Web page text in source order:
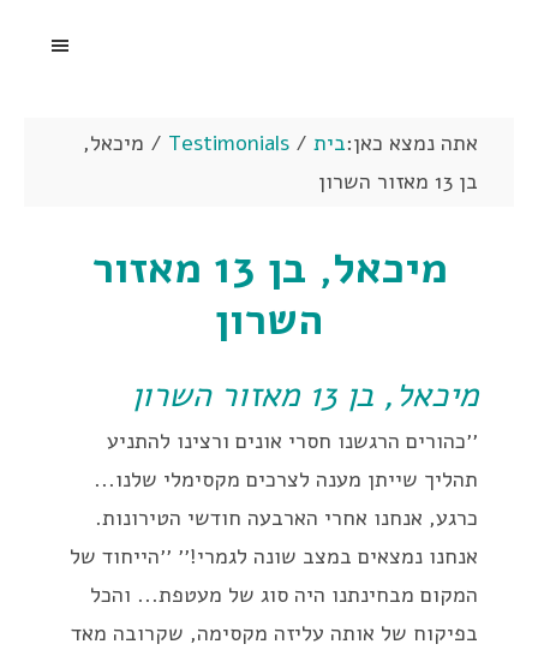
אתה נמצא כאן:בית /
Testimonials
/ מיכאל,
בן 13 מאזור השרון
מיכאל, בן 13 מאזור
השרון
מיכאל, בן 13 מאזור השרון
׳׳כהורים הרגשנו חסרי אונים ורצינו להתניע
תהליך שייתן מענה לצרכים מקסימלי שלנו...
כרגע, אנחנו אחרי הארבעה חודשי הטירונות.
אנחנו נמצאים במצב שונה לגמרי!׳׳ ׳׳הייחוד של
המקום מבחינתנו היה סוג של מעטפת... והכל
בפיקוח של אותה עליזה מקסימה, שקרובה מאד